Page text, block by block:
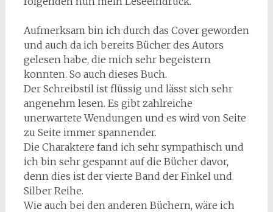
Aufmerksam bin ich durch das Cover geworden
und auch da ich bereits Bücher des Autors
gelesen habe, die mich sehr begeistern
konnten. So auch dieses Buch.
Der Schreibstil ist flüssig und lässt sich sehr
angenehm lesen. Es gibt zahlreiche
unerwartete Wendungen und es wird von Seite
zu Seite immer spannender.
Die Charaktere fand ich sehr sympathisch und
ich bin sehr gespannt auf die Bücher davor,
denn dies ist der vierte Band der Finkel und
Silber Reihe.
Wie auch bei den anderen Büchern, wäre ich